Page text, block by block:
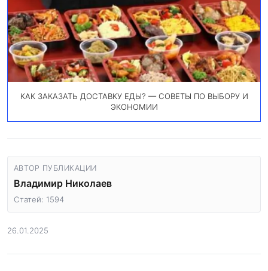
КАК ЗАКАЗАТЬ ДОСТАВКУ ЕДЫ? — СОВЕТЫ ПО ВЫБОРУ И
ЭКОНОМИИ
АВТОР ПУБЛИКАЦИИ
Владимир Николаев
Статей: 1594
26.01.2025